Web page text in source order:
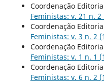
Coordenação
Feministas: v. 21 n. 2
Coordenação
Feministas: v. 3 n. 2
Coordenação
Feministas: v. 1 n. 1
Coordenação
Feministas: v. 6 n. 2